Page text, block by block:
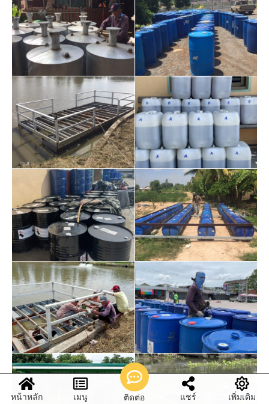
หน้าหลัก เมนู ติดต่อ แชร์ เพิ่มเติม